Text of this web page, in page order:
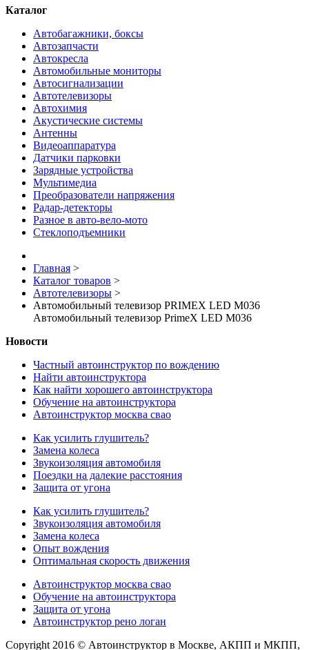
Каталог
Автобагажники, боксы
Автозапчасти
Автокресла
Автомобильные мониторы
Автосигнализации
Автотелевизоры
Автохимия
Акустические системы
Антенны
Видеоаппаратура
Датчики парковки
Зарядные устройства
Мультимедиа
Преобразователи напряжения
Радар-детекторы
Разное в авто-вело-мото
Стеклоподъемники
Главная >
Каталог товаров >
Автотелевизоры >
Автомобильный телевизор PRIMEX LED M036
Автомобильный телевизор PrimeX LED M036
Новости
Частный автоинструктор по вождению
Найти автоинструктора
Как найти хорошего автоинструктора
Обучение на автоинструктора
Автоинструктор москва свао
Как усилить глушитель?
Замена колеса
Звукоизоляция автомобиля
Поездки на далекие расстояния
Защита от угона
Как усилить глушитель?
Звукоизоляция автомобиля
Замена колеса
Опыт вождения
Оптимальная скорость движения
Автоинструктор москва свао
Обучение на автоинструктора
Защита от угона
Автоинструктор рено логан
Copyright 2016 © Автоинструктор в Москве, АКПП и МКПП,